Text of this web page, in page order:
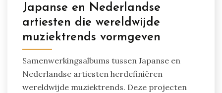
Japanse en Nederlandse
artiesten die wereldwijde
muziektrends vormgeven
Samenwerkingsalbums tussen Japanse en
Nederlandse artiesten herdefiniëren
wereldwijde muziektrends. Deze projecten